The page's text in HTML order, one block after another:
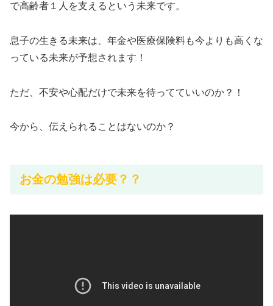
で高齢者１人を支えるという未来です。
息子の生きる未来は、年金や医療保険料も今よりも高くな
っている未来が予想されます！
ただ、不安や心配だけで未来を待ってていいのか？！
今から、伝えられることはないのか？
お金の勉強は必要？？